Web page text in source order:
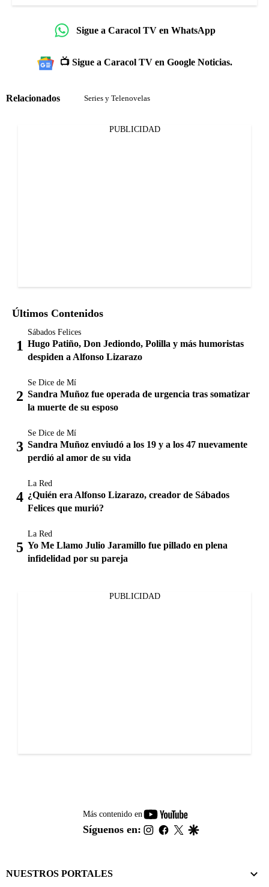
Sigue a Caracol TV en WhatsApp
📺 Sigue a Caracol TV en Google Noticias.
Relacionados Series y Telenovelas
PUBLICIDAD
Últimos Contenidos
Sábados Felices
Hugo Patiño, Don Jediondo, Polilla y más humoristas
despiden a Alfonso Lizarazo
Se Dice de Mí
Sandra Muñoz fue operada de urgencia tras somatizar
la muerte de su esposo
Se Dice de Mí
Sandra Muñoz enviudó a los 19 y a los 47 nuevamente
perdió al amor de su vida
La Red
¿Quién era Alfonso Lizarazo, creador de Sábados
Felices que murió?
La Red
Yo Me Llamo Julio Jaramillo fue pillado en plena
infidelidad por su pareja
PUBLICIDAD
Más contenido en
youtube-
footer
Síguenos en: instagram
facebook
twitter
NUESTROS PORTALES